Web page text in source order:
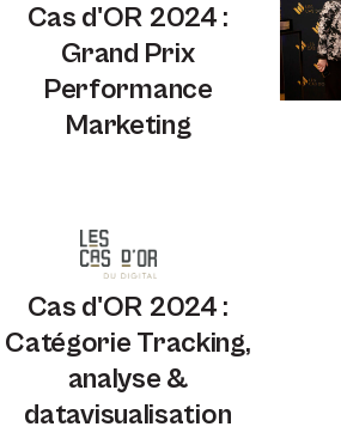
Cas d'OR 2024 :
Grand Prix
Performance
Marketing
Cas d'OR 2024 :
Catégorie Tracking,
analyse &
datavisualisation